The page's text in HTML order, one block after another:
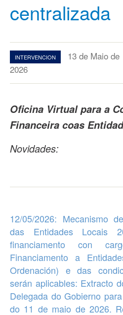
centralizada
INTERVENCION
13 de Maio de
2026
Oficina Virtual para a
Financeira coas
Novidades:
12/05/2026: Mecanismo
das Entidades Locais
financiamento con
Financiamento a
Ordenación) e das
serán aplicables: Extracto
Delegada do Gobierno
do 11 de maio de 2026.